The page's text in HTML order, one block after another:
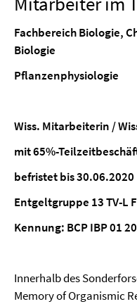
Fachbereich Biologie,
Biologie
Pflanzenphysiologie
Wiss. Mitarbeiterin /
mit 65%-
befristet bis 30.06.2020
Entgeltgruppe 13 TV-L
Kennung: BCP IBP 01
Innerhalb des
Memory of Organismic